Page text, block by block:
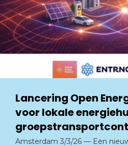
Lancering Open
voor lokale
Amsterdam 3/3/26 — Een